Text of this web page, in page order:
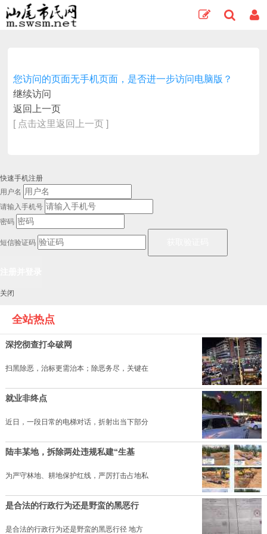
您访问的页面无手机页面，是否进一步访问电脑版？
继续访问
返回上一页
[ 点击这里返回上一页 ]
快速手机注册
用户名
请输入手机号
密码
短信验证码
关闭
全站热点
深挖彻查打伞破网
扫黑除恶，治标更需治本；除恶务尽，关键在
就业非终点
近日，一段日常的电梯对话，折射出当下部分
陆丰某地，拆除两处违规私建“生基
为严守林地、耕地保护红线，严厉打击占地私
是合法的行政行为还是野蛮的黑恶行
是合法的行政行为还是野蛮的黑恶行径 地方